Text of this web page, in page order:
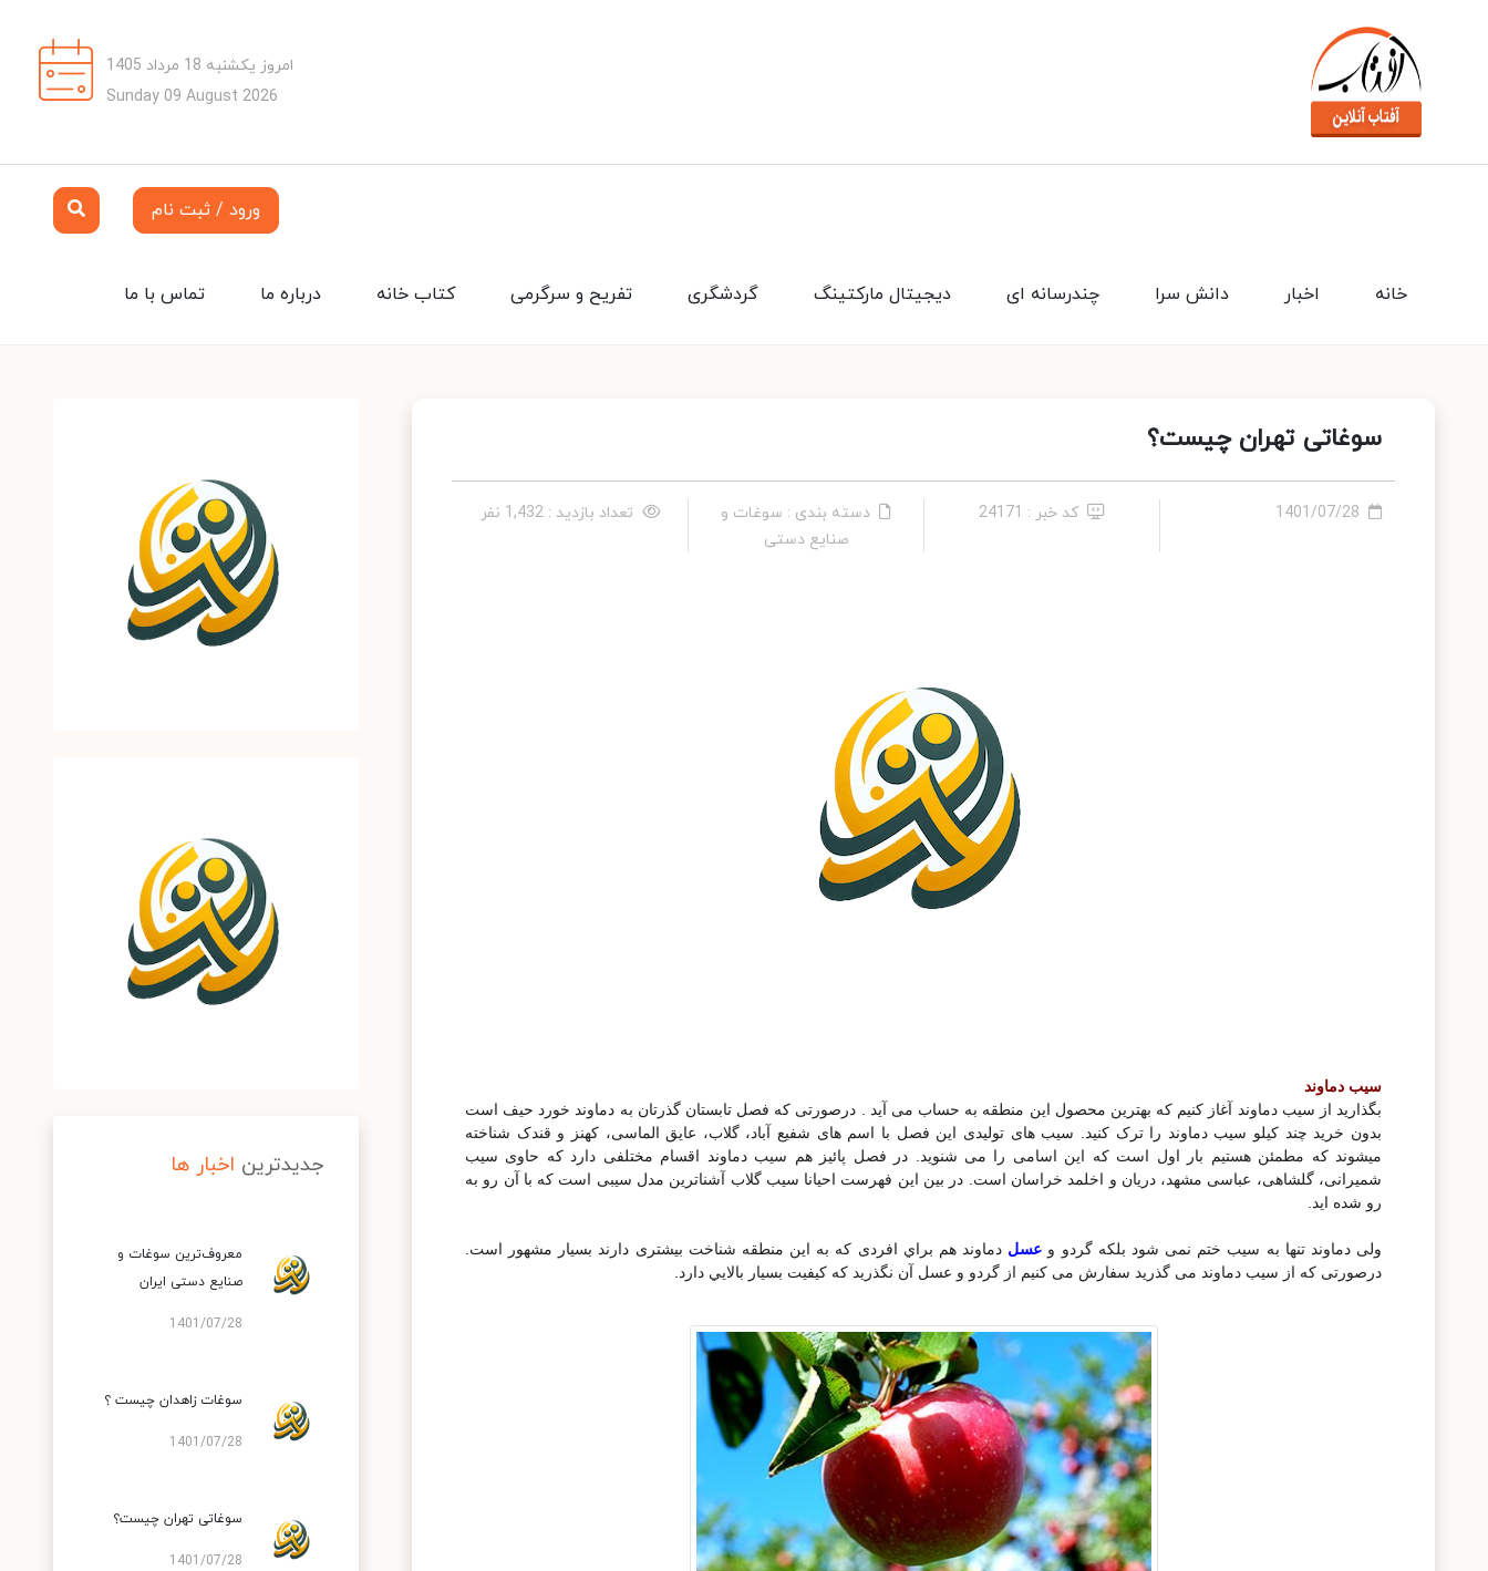
امروز یکشنبه 18 مرداد 1405
Sunday 09 August 2026
ورود / ثبت نام
تماس با ما درباره ما کتاب خانه تفریح و سرگرمی گردشگری دیجیتال مارکتینگ چندرسانه ای دانش سرا اخبار خانه
سوغاتی تهران چیست؟
1401/07/28 کد خبر : 24171
دسته بندی : سوغات و
صنایع دستی
تعداد بازدید : 1,432 نفر
سیب دماوند
بگذارید از سیب دماوند آغاز کنیم که بهترین محصول این منطقه به حساب می آید . درصورتی که فصل تابستان گذرتان به دماوند خورد حیف است
بدون خرید چند کیلو سیب دماوند را ترک کنید. سیب های تولیدی این فصل با اسم های شفیع آباد، گلاب، عایق الماسی، کهنز و قندک شناخته
میشوند که مطمئن هستیم بار اول است که این اسامی را می شنوید. در فصل پائیز هم سیب دماوند اقسام مختلفی دارد که حاوی سیب
شمیرانی، گلشاهی، عباسی مشهد، دریان و اخلمد خراسان است. در بین این فهرست احیانا سیب گلاب آشناترین مدل سیبی است که با آن رو به
رو شده اید.
ولی دماوند تنها به سیب ختم نمی شود بلکه گردو و عسل دماوند هم براي افردی که به این منطقه شناخت بیشتری دارند بسیار مشهور است.
درصورتی که از سیب دماوند می گذرید سفارش می کنیم از گردو و عسل آن نگذرید که کیفیت بسيار بالايي دارد.
جدیدترین اخبار ها
معروف‌‌ترین سوغات و
صنایع دستی ایران
1401/07/28
سوغات زاهدان چیست ؟
1401/07/28
سوغاتی تهران چیست؟
1401/07/28